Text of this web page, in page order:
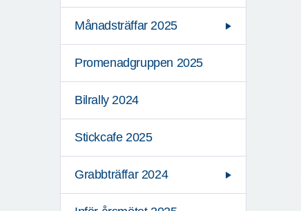
Månadsträffar 2025
Promenadgruppen 2025
Bilrally 2024
Stickcafe 2025
Grabbträffar 2024